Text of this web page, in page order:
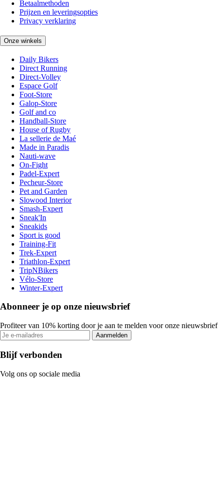
Betaalmethoden
Prijzen en leveringsopties
Privacy verklaring
Onze winkels
Daily Bikers
Direct Running
Direct-Volley
Espace Golf
Foot-Store
Galop-Store
Golf and co
Handball-Store
House of Rugby
La sellerie de Maé
Made in Paradis
Nauti-wave
On-Fight
Padel-Expert
Pecheur-Store
Pet and Garden
Slowood Interior
Smash-Expert
Sneak'In
Sneakids
Sport is good
Training-Fit
Trek-Expert
Triathlon-Expert
TripNBikers
Vélo-Store
Winter-Expert
Abonneer je op onze nieuwsbrief
Profiteer van 10% korting door je aan te melden voor onze nieuwsbrief
Aanmelden
Blijf verbonden
Volg ons op sociale media